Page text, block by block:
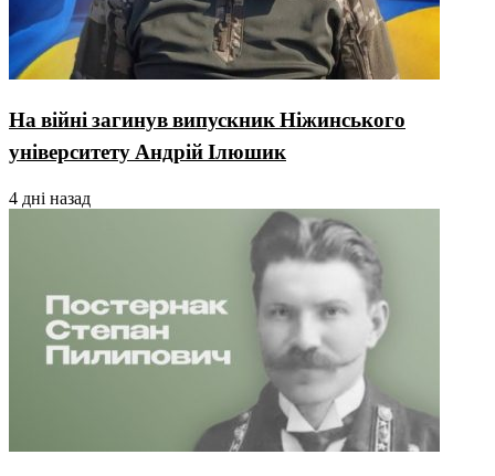
На війні загинув випускник Ніжинського
університету Андрій Ілюшик
4 дні назад